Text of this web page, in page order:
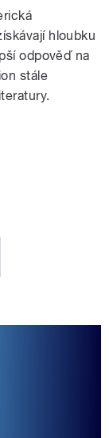
hloubku
odpověď na
stále